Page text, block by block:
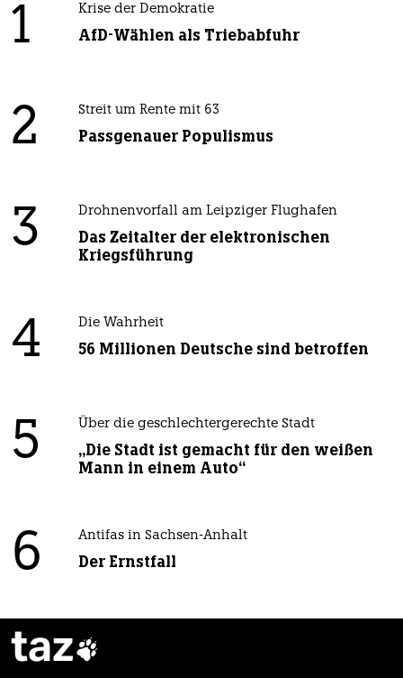
1 Krise der Demokratie
AfD-Wählen als Triebabfuhr
2 Streit um Rente mit 63
Passgenauer Populismus
3 Drohnenvorfall am Leipziger Flughafen
Das Zeitalter der elektronischen
Kriegsführung
4 Die Wahrheit
56 Millionen Deutsche sind betroffen
5 Über die geschlechtergerechte Stadt
„Die Stadt ist gemacht für den weißen
Mann in einem Auto“
6 Antifas in Sachsen-Anhalt
Der Ernstfall
taz